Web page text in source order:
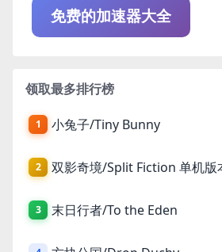
免费的加速器大全
领取最多排行榜
1 小兔子/Tiny Bunny
2 双影奇境/Split Fiction 单
3 末日行者/To the Eden